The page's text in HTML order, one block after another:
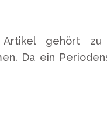
gehört zu
Da ein